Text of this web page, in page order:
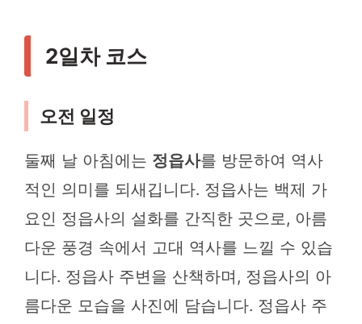
2일차 코스
오전 일정
둘째 날 아침에는 정읍사를 방문하여 역사
적인 의미를 되새깁니다. 정읍사는 백제 가
요인 정읍사의 설화를 간직한 곳으로, 아름
다운 풍경 속에서 고대 역사를 느낄 수 있습
니다. 정읍사 주변을 산책하며, 정읍사의 아
름다운 모습을 사진에 담습니다. 정읍사 주